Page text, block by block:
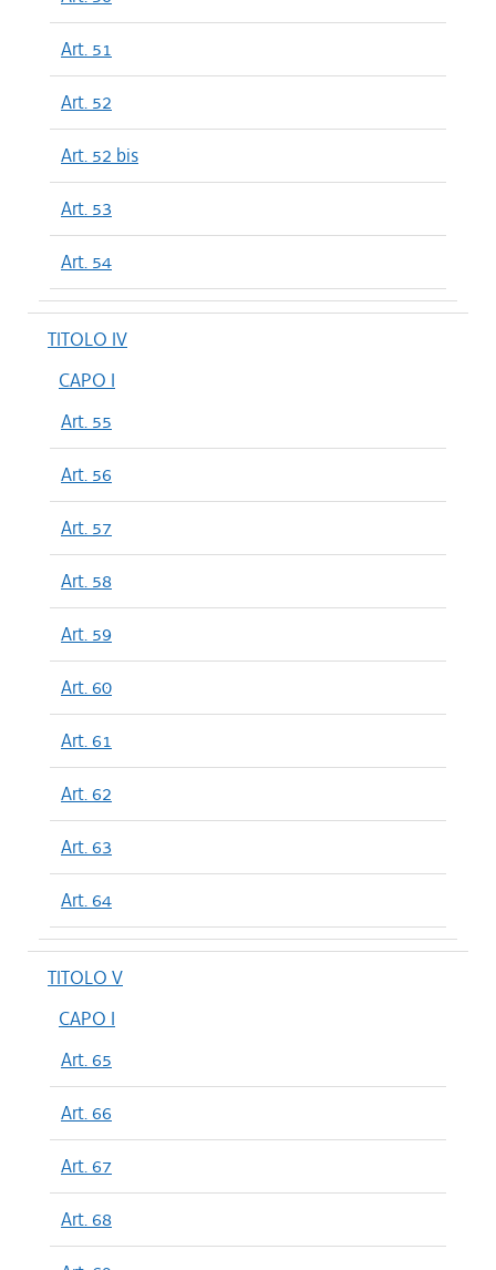
Art. 51
Art. 52
Art. 52 bis
Art. 53
Art. 54
TITOLO IV
CAPO I
Art. 55
Art. 56
Art. 57
Art. 58
Art. 59
Art. 60
Art. 61
Art. 62
Art. 63
Art. 64
TITOLO V
CAPO I
Art. 65
Art. 66
Art. 67
Art. 68